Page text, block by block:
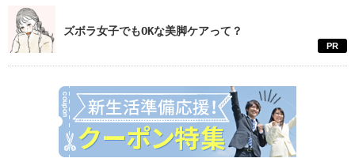
ズボラ女子でもOKな美脚ケアって？
PR